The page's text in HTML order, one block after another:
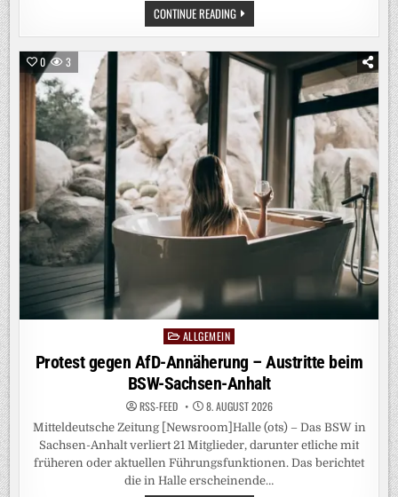
CONTINUE READINGKINDER-
UND
JUGENDÄRZTE
NATIONALE
SCHRANKEN
SOCIAL
MEDIA
/
BVKJ-
SPRECHER
MASKE:
„REGIERUNG
MUSS
ENDLICH
HANDELN“-
KLAGE
ÜBER
„GRAVIERENDES
ELTERNVERSAGEN“
MEDIA
0 3
Posted
in
ALLGEMEIN
Protest gegen AfD-Annäherung – Austritte beim
BSW-Sachsen-Anhalt
RSS-FEED 8. AUGUST 2026
Mitteldeutsche Zeitung [Newsroom]Halle (ots) – Das BSW in
Sachsen-Anhalt verliert 21 Mitglieder, darunter etliche mit
früheren oder aktuellen Führungsfunktionen. Das berichtet
die in Halle erscheinende…